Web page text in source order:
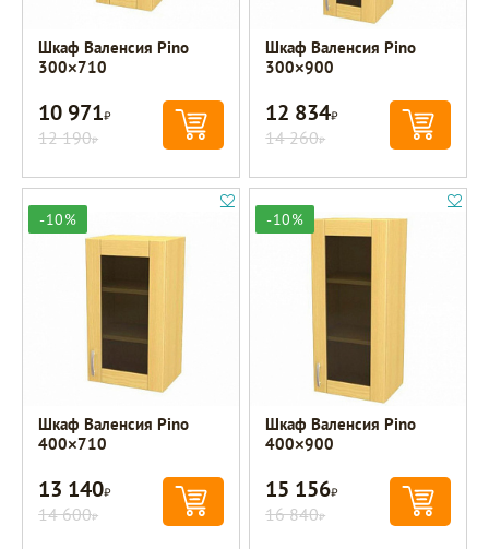
Шкаф Валенсия Pino
300×710
10 971Р
12 190Р
Шкаф Валенсия Pino
300×900
12 834Р
14 260Р
-10%
Шкаф Валенсия Pino
400×710
13 140Р
14 600Р
-10%
Шкаф Валенсия Pino
400×900
15 156Р
16 840Р